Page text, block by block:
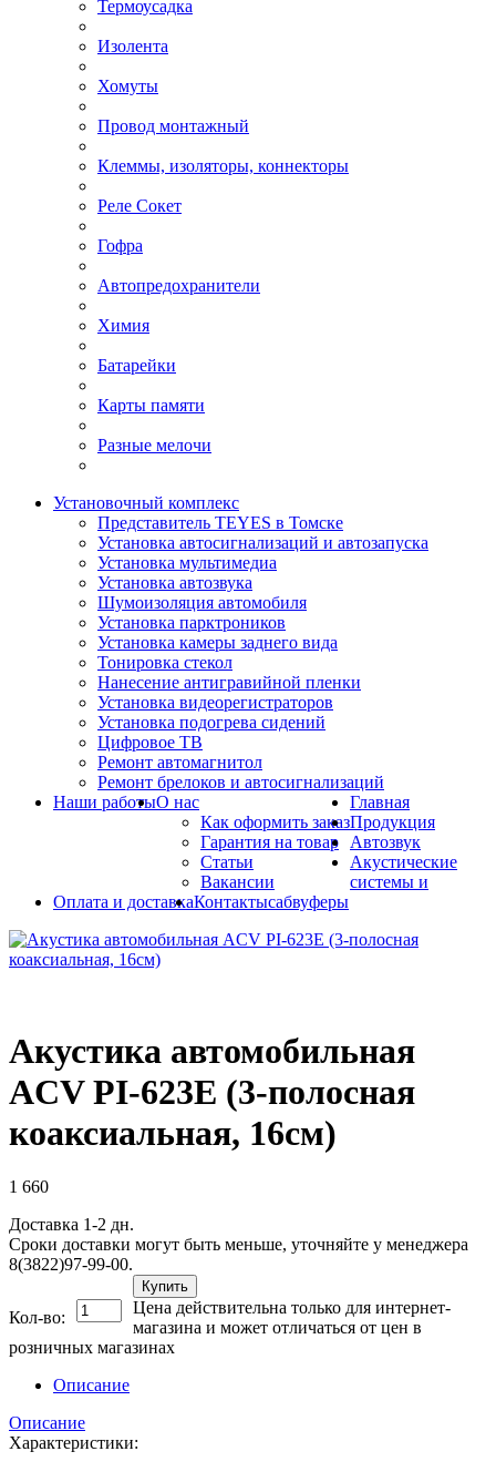
Термоусадка
Изолента
Хомуты
Провод монтажный
Клеммы, изоляторы, коннекторы
Реле Сокет
Гофра
Автопредохранители
Химия
Батарейки
Карты памяти
Разные мелочи
Установочный комплекс
Представитель TEYES в Томске
Установка автосигнализаций и автозапуска
Установка мультимедиа
Установка автозвука
Шумоизоляция автомобиля
Установка парктроников
Установка камеры заднего вида
Тонировка стекол
Нанесение антигравийной пленки
Установка видеорегистраторов
Установка подогрева сидений
Цифровое ТВ
Ремонт автомагнитол
Ремонт брелоков и автосигнализаций
Наши работыО нас
Как оформить заказ
Гарантия на товар
Статьи
Вакансии
Оплата и доставкаКонтакты
Главная
Продукция
Автозвук
Акустические
системы и
сабвуферы
Акустика автомобильная
ACV PI-623E (3-полосная
коаксиальная, 16см)
1 660
Доставка 1-2 дн.
Сроки доставки могут быть меньше, уточняйте у менеджера
8(3822)97-99-00.
Кол-во:
Купить
Цена действительна только для интернет-
магазина и может отличаться от цен в
розничных магазинах
Описание
Описание
Характеристики: